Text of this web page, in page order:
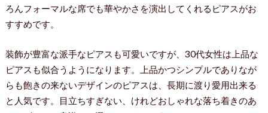
ろんフォーマルな席でも華やかさを演出してくれるピアスがお
すすめです。
装飾が豊富な派手なピアスも可愛いですが、30代女性は上品な
ピアスも似合うようになります。上品かつシンプルでありなが
らも飽きの来ないデザインのピアスは、長期に渡り愛用出来る
と人気です。目立ちすぎない、けれどおしゃれな落ち着きのあ